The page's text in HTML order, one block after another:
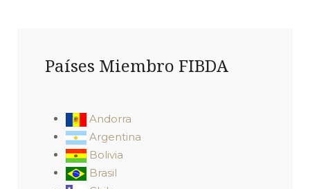
Países Miembro FIBDA
Andorra
Argentina
Bolivia
Brasil